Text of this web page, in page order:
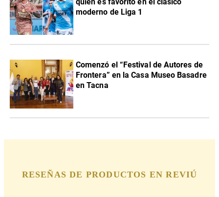
moderno de Liga 1
Comenzó el “Festival de Autores de
Frontera” en la Casa Museo Basadre
en Tacna